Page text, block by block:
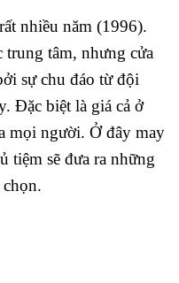
nhiều năm (1996).
tâm, nhưng cửa
sự chu đáo từ đội
Đặc biệt là giá cả ở
mọi người. Ở đây may
tiệm sẽ đưa ra những